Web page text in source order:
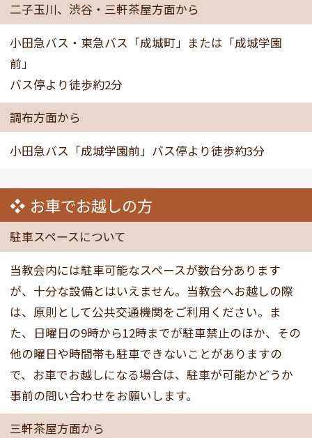
二子玉川、渋谷・三軒茶屋方面から
小田急バス・東急バス「成城町」または「成城学園
前」
バス停より徒歩約2分
調布方面から
小田急バス「成城学園前」バス停より徒歩約3分
お車でお越しの方
駐車スペースについて
当教会内には駐車可能なスペースが数台分あります
が、十分な設備とはいえません。当教会へお越しの際
は、原則として公共交通機関をご利用ください。ま
た、日曜日の9時から12時までが駐車禁止のほか、その
他の曜日や時間帯も駐車できないことがありますの
で、お車でお越しになる場合は、駐車が可能かどうか
事前の問い合わせをお願いします。
三軒茶屋方面から